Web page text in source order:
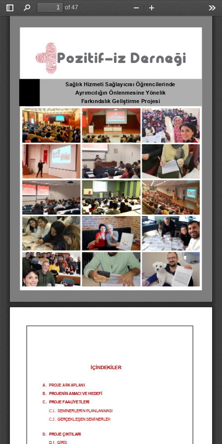
Toggle
Find
of 47
Zoom
Sağlık Hizmeti Sağlayıcısı Öğrencilerinde
Ayrımcılığın Önlenmesine Yönelik
Farkındalık Geliştirme Projesi
İÇİNDEKİLER
A.
PROJE ARKAPLANI
B.
PROJENİN AMACI VE HEDEFİ
C.
PROJE FAALİYETLERİ
C.1.
SEMİNERLERİN PLANLANMASI
C.2.
GERÇEKLEŞEN SEMİNERLER
D.
PROJE ÇIKTILARI
D.1. GİRİŞ